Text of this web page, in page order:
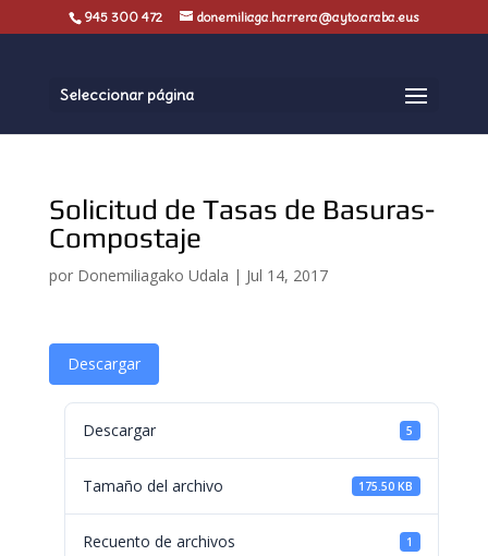
945 300 472 donemiliaga.harrera@ayto.araba.eus
Seleccionar página
Solicitud de Tasas de Basuras-
Compostaje
por Donemiliagako Udala | Jul 14, 2017
Descargar
Descargar 5
Tamaño del archivo 175.50 KB
Recuento de archivos 1